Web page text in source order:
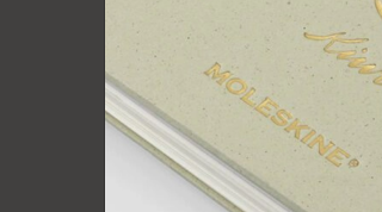
サブカテゴリ
モレスキンスマート
サブカテゴリ
ライティングツール
サブカテゴリ
限定版ノートブック
モレスキンスマートスマート
アプリ・サービス
サブカテゴリ
和紙テープ
ミニノートブックチャーム
別注＆コーポレートギフト
モレスキンのマニフェスト
ペンと紙の力
持続可能な創造性
バースデー特典: 1回限りの割引（1ヶ月有
先行プレビュー: 新作コレクションへの先
伝説的なお得情報: 会員限定の特別サプラ
セールへの早期アクセス: お得な情報をい
モレスキン限定イベント: 優先アクセス
返品期間の延長: 1ヶ月間